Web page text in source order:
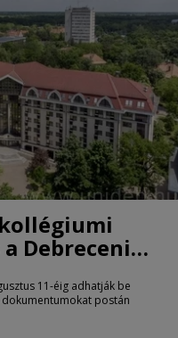
Debreceni
11-éig adhatják be
dokumentumokat postán